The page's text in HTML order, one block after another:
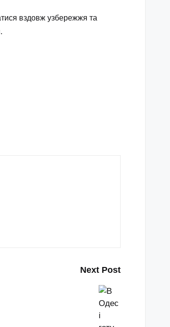
вздовж узбережжя та
Next Post